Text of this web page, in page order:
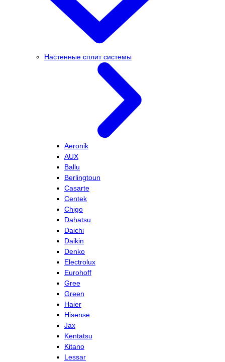
Настенные сплит системы
Aeronik
AUX
Ballu
Berlingtoun
Casarte
Centek
Chigo
Dahatsu
Daichi
Daikin
Denko
Electrolux
Eurohoff
Gree
Green
Haier
Hisense
Jax
Kentatsu
Kitano
Lessar